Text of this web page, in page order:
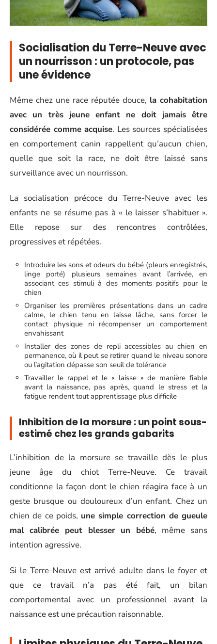
Socialisation du Terre-Neuve avec
un nourrisson : un protocole, pas
une évidence
Même chez une race réputée douce, la cohabitation
avec un très jeune enfant ne doit jamais être
considérée comme acquise. Les sources spécialisées
en comportement canin rappellent qu’aucun chien,
quelle que soit la race, ne doit être laissé sans
surveillance avec un nourrisson.
La socialisation précoce du Terre-Neuve avec les
enfants ne se résume pas à « le laisser s’habituer ».
Elle repose sur des rencontres contrôlées,
progressives et répétées.
Introduire les sons et odeurs du bébé (pleurs enregistrés,
linge porté) plusieurs semaines avant l’arrivée, en
associant ces stimuli à des moments positifs pour le
chien
Organiser les premières présentations dans un cadre
calme, le chien tenu en laisse lâche, sans forcer le
contact physique ni récompenser un comportement
envahissant
Installer des zones de repli accessibles au chien en
permanence, où il peut se retirer quand le niveau sonore
ou l’agitation dépasse son seuil de tolérance
Travailler le rappel et le « laisse » de manière fiable
avant la naissance, pas après, quand le stress et la
fatigue rendent tout apprentissage plus difficile
Inhibition de la morsure : un point sous-
estimé chez les grands gabarits
L’inhibition de la morsure se travaille dès le plus
jeune âge du chiot Terre-Neuve. Ce travail
conditionne la façon dont le chien réagira face à un
geste brusque ou douloureux d’un enfant. Chez un
chien de ce poids, une simple correction de gueule
mal calibrée peut blesser un bébé, même sans
intention agressive.
Si le Terre-Neuve est arrivé adulte dans le foyer et
que ce travail n’a pas été fait, un bilan
comportemental avec un professionnel avant la
naissance est une précaution raisonnable.